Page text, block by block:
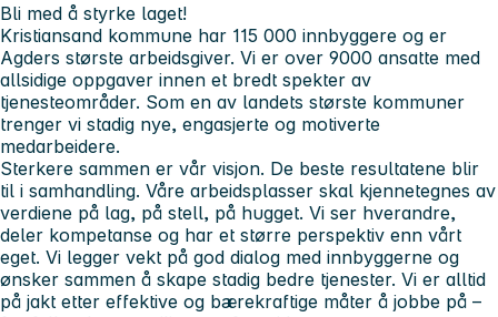
Bli med å styrke laget!
Kristiansand kommune har 115 000 innbyggere og er
Agders største arbeidsgiver. Vi er over 9000 ansatte med
allsidige oppgaver innen et bredt spekter av
tjenesteområder. Som en av landets største kommuner
trenger vi stadig nye, engasjerte og motiverte
medarbeidere.
Sterkere sammen er vår visjon. De beste resultatene blir
til i samhandling. Våre arbeidsplasser skal kjennetegnes av
verdiene på lag, på stell, på hugget. Vi ser hverandre,
deler kompetanse og har et større perspektiv enn vårt
eget. Vi legger vekt på god dialog med innbyggerne og
ønsker sammen å skape stadig bedre tjenester. Vi er alltid
på jakt etter effektive og bærekraftige måter å jobbe på –